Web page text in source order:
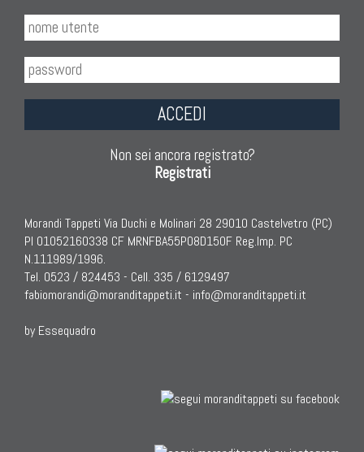
ACCEDI
Non sei ancora registrato?
Registrati
Morandi Tappeti Via Duchi e Molinari 28 29010 Castelvetro (PC)
PI 01052160338 CF MRNFBA55P08D150F Reg.Imp. PC
N.111989/1996.
Tel. 0523 / 824453 - Cell. 335 / 6129497
fabiomorandi@moranditappeti.it - info@moranditappeti.it
by Essequadro